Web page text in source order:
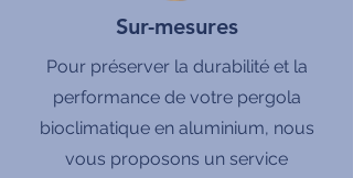
Sur-mesures
Pour préserver la durabilité et la
performance de votre pergola
bioclimatique en aluminium, nous
vous proposons un service